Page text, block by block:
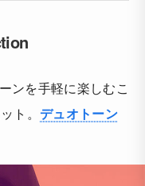
ンを手軽に楽しむこ
ト。 デュオトーン